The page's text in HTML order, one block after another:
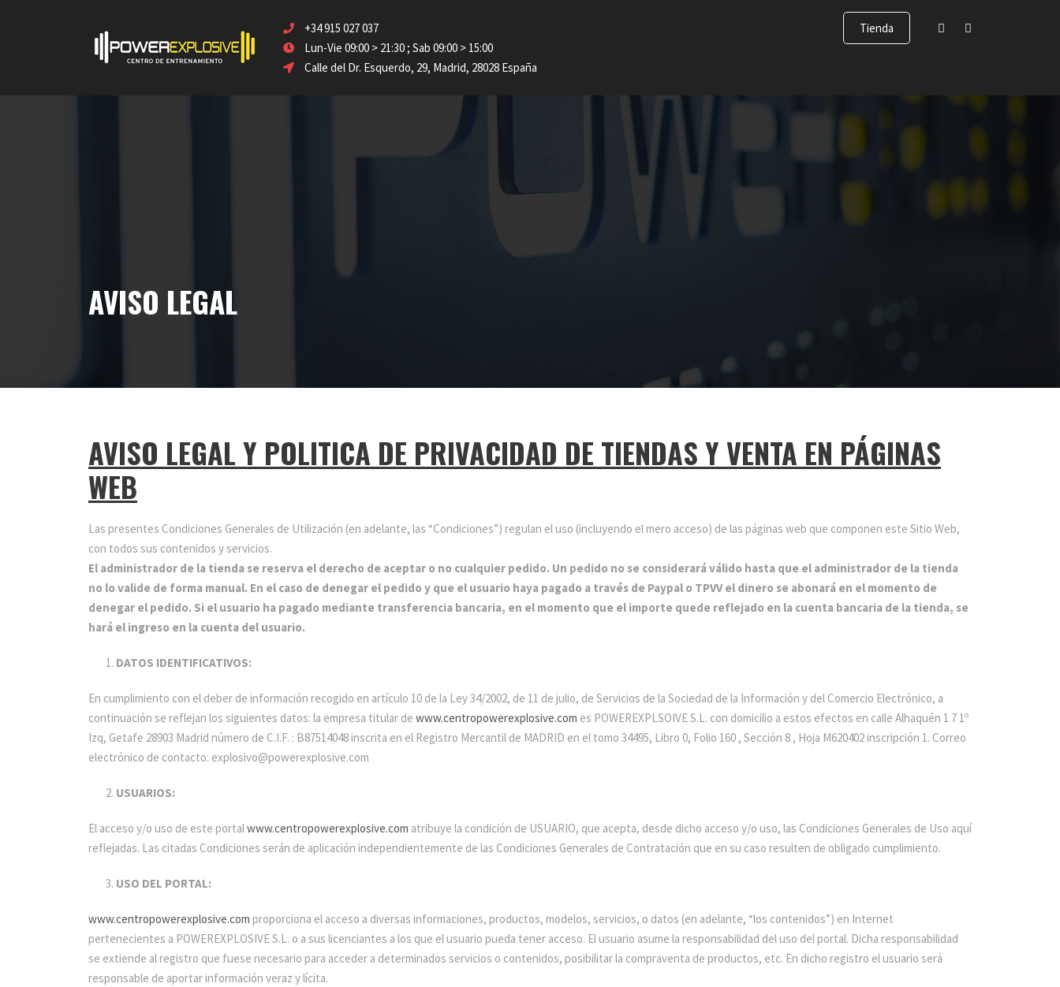
+34 915 027 037
Lun-Vie 09:00 > 21:30 ; Sab 09:00 > 15:00
Calle del Dr. Esquerdo, 29, Madrid, 28028 España
Tienda
AVISO LEGAL
AVISO LEGAL Y POLITICA DE PRIVACIDAD DE TIENDAS Y VENTA EN PÁGINAS
WEB
Las presentes Condiciones Generales de Utilización (en adelante, las “Condiciones”) regulan el uso (incluyendo el mero acceso) de las páginas web que componen este Sitio Web,
con todos sus contenidos y servicios.
El administrador de la tienda se reserva el derecho de aceptar o no cualquier pedido. Un pedido no se considerará válido hasta que el administrador de la tienda
no lo valide de forma manual. En el caso de denegar el pedido y que el usuario haya pagado a través de Paypal o TPVV el dinero se abonará en el momento de
denegar el pedido. Si el usuario ha pagado mediante transferencia bancaria, en el momento que el importe quede reflejado en la cuenta bancaria de la tienda, se
hará el ingreso en la cuenta del usuario.
DATOS IDENTIFICATIVOS:
En cumplimiento con el deber de información recogido en artículo 10 de la Ley 34/2002, de 11 de julio, de Servicios de la Sociedad de la Información y del Comercio Electrónico, a
continuación se reflejan los siguientes datos: la empresa titular de www.centropowerexplosive.com es POWEREXPLSOIVE S.L. con domicilio a estos efectos en calle Alhaquén 1 7 1º
Izq, Getafe 28903 Madrid número de C.I.F. : B87514048 inscrita en el Registro Mercantil de MADRID en el tomo 34495, Libro 0, Folio 160 , Sección 8 , Hoja M620402 inscripción 1. Correo
electrónico de contacto: explosivo@powerexplosive.com
USUARIOS:
El acceso y/o uso de este portalwww.centropowerexplosive.com atribuye la condición de USUARIO, que acepta, desde dicho acceso y/o uso, las Condiciones Generales de Uso aquí
reflejadas. Las citadas Condiciones serán de aplicación independientemente de las Condiciones Generales de Contratación que en su caso resulten de obligado cumplimiento.
USO DEL PORTAL:
www.centropowerexplosive.com proporciona el acceso a diversas informaciones, productos, modelos, servicios, o datos (en adelante, “los contenidos”) en Internet
pertenecientes a POWEREXPLOSIVE S.L. o a sus licenciantes a los que el usuario pueda tener acceso. El usuario asume la responsabilidad del uso del portal. Dicha responsabilidad
se extiende al registro que fuese necesario para acceder a determinados servicios o contenidos, posibilitar la compraventa de productos, etc. En dicho registro el usuario será
responsable de aportar información veraz y lícita.